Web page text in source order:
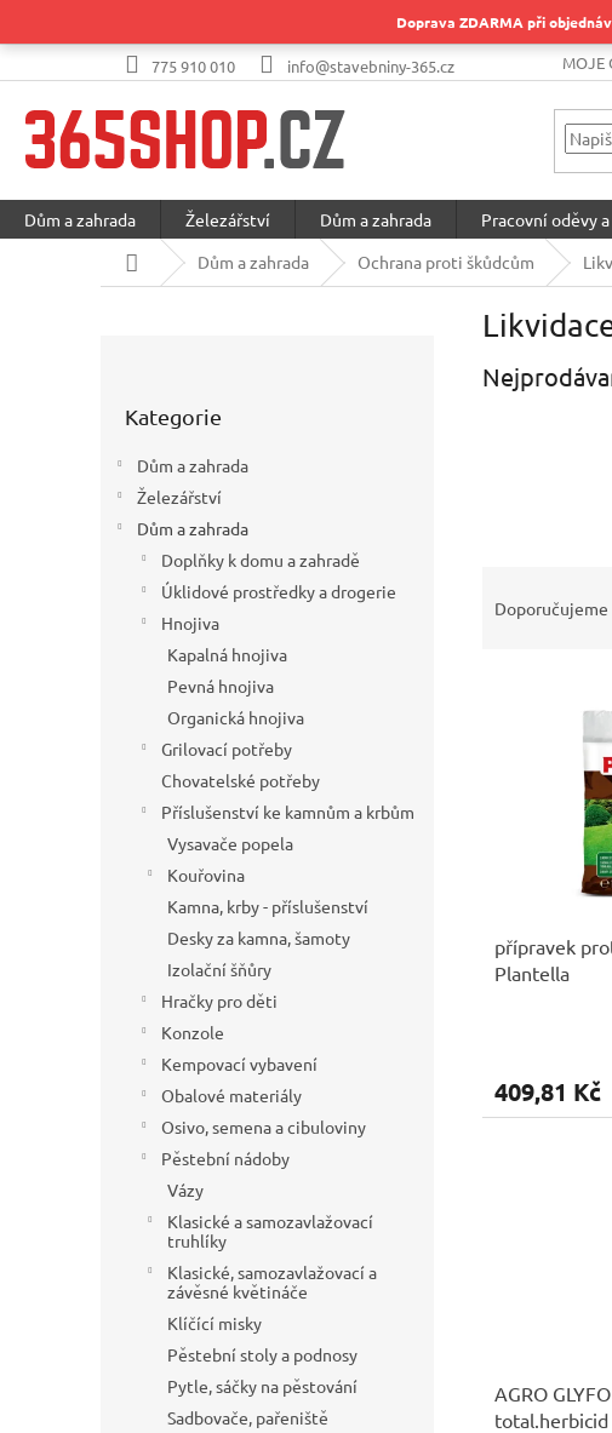
Doprava ZDARMA při
775 910 010 info@stavebniny-365.cz MOJE
Dům a zahrada Železářství Dům a zahrada Pracovní oděvy
Domů
Dům a zahrada Ochrana proti škůdcům
kategorie
Kategorie
Dům a zahrada
Železářství
Dům a zahrada
Doplňky k domu a zahradě
Úklidové prostředky a drogerie
Hnojiva
Kapalná hnojiva
Pevná hnojiva
Organická hnojiva
Grilovací potřeby
Chovatelské potřeby
Příslušenství ke kamnům a krbům
Vysavače popela
Kouřovina
Kamna, krby - příslušenství
Desky za kamna, šamoty
Izolační šňůry
Hračky pro děti
Konzole
Kempovací vybavení
Obalové materiály
Osivo, semena a cibuloviny
Pěstební nádoby
Vázy
Klasické a samozavlažovací
truhlíky
Klasické, samozavlažovací a
závěsné květináče
Klíčící misky
Pěstební stoly a podnosy
Pytle, sáčky na pěstování
Sadbovače, pařeniště
Doporučujeme
přípravek
Plantella
409,81 Kč
AGRO